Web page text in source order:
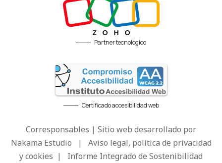
Partner tecnológico
Certificado accesibilidad web
Corresponsables | Sitio web desarrollado por
Nakama Estudio | Aviso legal, política de privacidad
y cookies | Informe Integrado de Sostenibilidad